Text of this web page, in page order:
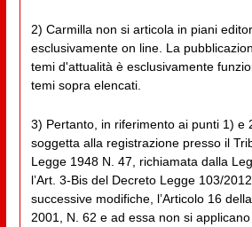
2) Carmilla non si articola in piani
esclusivamente on line. La
temi d'attualità è esclusivamente
temi sopra elencati.
3) Pertanto, in riferimento ai punti 1) e
soggetta alla registrazione presso il
Legge 1948 N. 47, richiamata dalla
l’Art. 3-Bis del Decreto Legge 103/
successive modifiche, l’Articolo 16
2001, N. 62 e ad essa non si